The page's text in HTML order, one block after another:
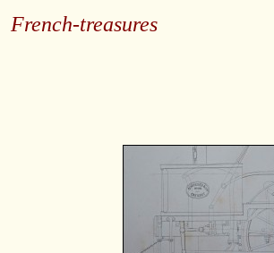
French-treasures